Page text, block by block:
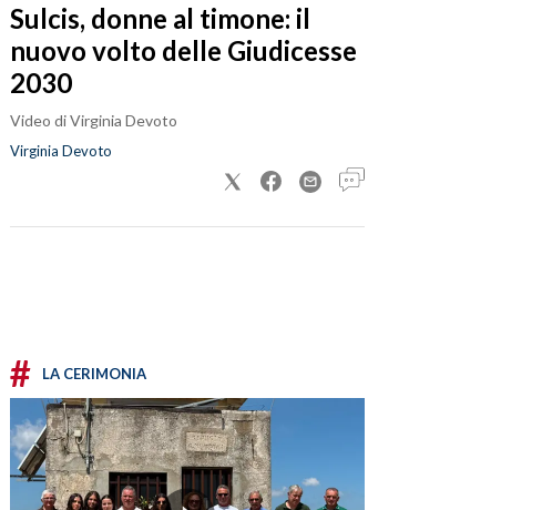
Sulcis, donne al timone: il
nuovo volto delle Giudicesse
2030
Video di Virginia Devoto
Virginia Devoto
# LA CERIMONIA